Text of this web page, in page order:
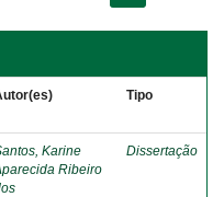
Tipo
Karine
Ribeiro
Dissertação